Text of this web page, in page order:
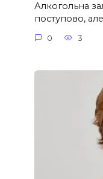
Алкогольна
поступово, але
0 3